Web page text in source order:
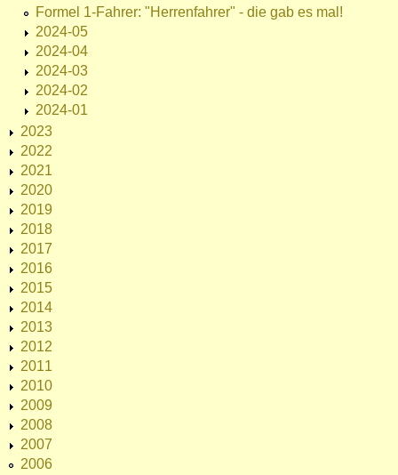
Formel 1-Fahrer: "Herrenfahrer" - die gab es mal!
2024-05
2024-04
2024-03
2024-02
2024-01
2023
2022
2021
2020
2019
2018
2017
2016
2015
2014
2013
2012
2011
2010
2009
2008
2007
2006